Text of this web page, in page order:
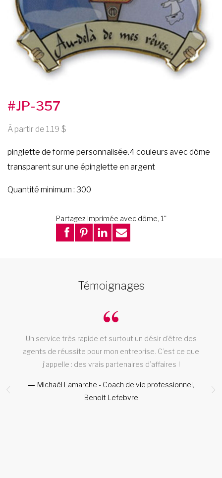
#JP-357
À partir de 1.19
pinglette de forme personnalisée.4 couleurs avec dôme
transparent sur une épinglette en argent
Quantité minimum : 300
Partagez imprimée avec dôme, 1''
Témoignages
Un service très rapide et surtout un désir d’être des
agents de réussite pour mon entreprise. C’est ce que
j’appelle : des vrais partenaires d’affaires !
Michaël Lamarche - Coach de vie professionnel,
Benoit Lefebvre